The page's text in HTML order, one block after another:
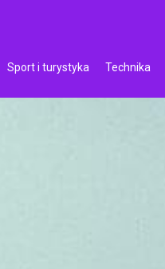
Sport i turystyka
Technika